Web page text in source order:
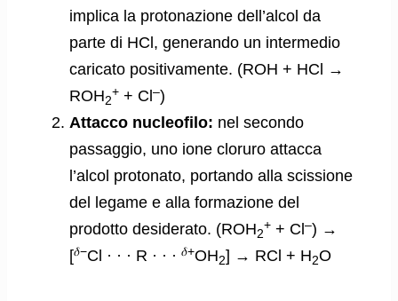
implica la protonazione dell’alcol da
parte di HCl, generando un intermedio
caricato positivamente. (ROH + HCl →
ROH2
+ + Cl –)
Attacco nucleofilo: nel secondo
passaggio, uno ione cloruro attacca
l’alcol protonato, portando alla scissione
del legame e alla formazione del
prodotto desiderato. (ROH2
+ + Cl –) →
[𝛿−Cl · · · R · · · 𝛿+OH2] → RCl + H2O